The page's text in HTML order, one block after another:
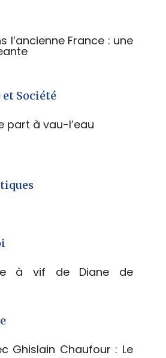
l’ancienne France : une
Société
part à vau-l’eau
à vif de Diane de
Ghislain Chaufour : Le